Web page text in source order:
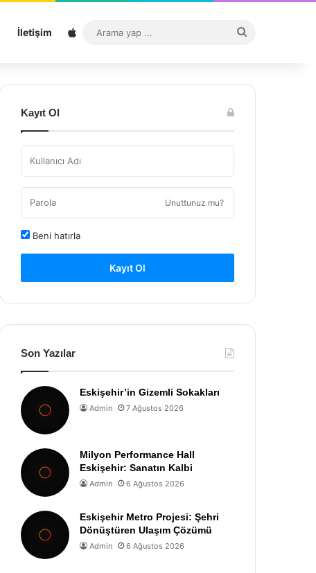
İletişim Sitemap
...
Kayıt Ol
Unuttunuz mu?
Beni hatırla
Kayıt Ol
Son Yazılar
Eskişehir’in Gizemli Sokakları
Admin 7 Ağustos 2026
Milyon Performance Hall
Eskişehir: Sanatın Kalbi
Admin 6 Ağustos 2026
Eskişehir Metro Projesi: Şehri
Dönüştüren Ulaşım Çözümü
Admin 6 Ağustos 2026